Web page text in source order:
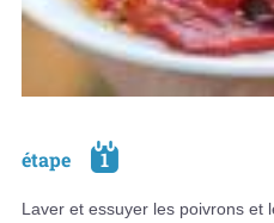
étape 1
Laver et essuyer les poivrons et